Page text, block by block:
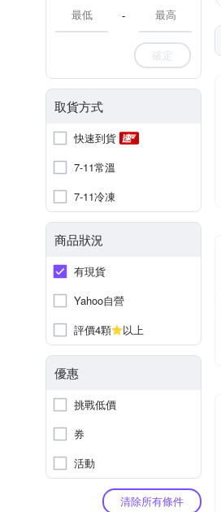
-
確定
取貨方式
快速到貨
7-11常溫
7-11冷凍
商品狀況
有現貨
Yahoo自營
評價4顆
以上
優惠
挑戰低價
券
活動
清除所有條件